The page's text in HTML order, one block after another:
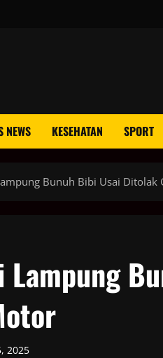
NEWS KESEHATAN SPORT
Bunuh Bibi Usai Ditolak
Lampung
2025